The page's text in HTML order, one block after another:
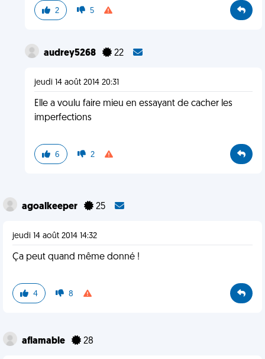
2 5
audrey5268 22
jeudi 14 août 2014 20:31
Elle a voulu faire mieu en essayant de cacher les
imperfections
6 2
agoalkeeper 25
jeudi 14 août 2014 14:32
Ça peut quand même donné !
4 8
aflamable 28